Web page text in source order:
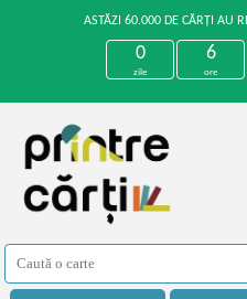
ASTĂZI 60.000 DE CĂRȚI AU
0
zile
6
ore